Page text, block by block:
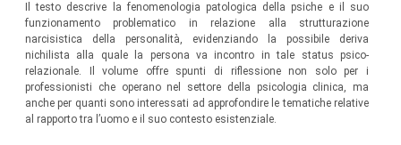
Il testo descrive la fenomenologia patologica della psiche e il suo
funzionamento problematico in relazione alla strutturazione
narcisistica della personalità, evidenziando la possibile deriva
nichilista alla quale la persona va incontro in tale status psico-
relazionale. Il volume offre spunti di riflessione non solo per i
professionisti che operano nel settore della psicologia clinica, ma
anche per quanti sono interessati ad approfondire le tematiche relative
al rapporto tra l’uomo e il suo contesto esistenziale.